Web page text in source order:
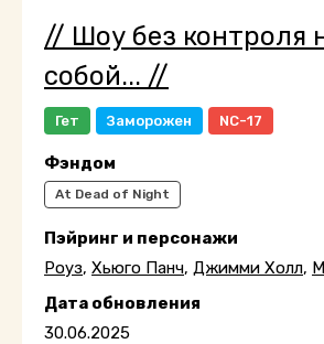
// Шоу без контроля
собой... //
Гет Заморожен NC-17
Фэндом
At Dead of Night
Пэйринг и персонажи
Роуз, Хьюго Панч, Джимми Холл,
Дата обновления
30.06.2025